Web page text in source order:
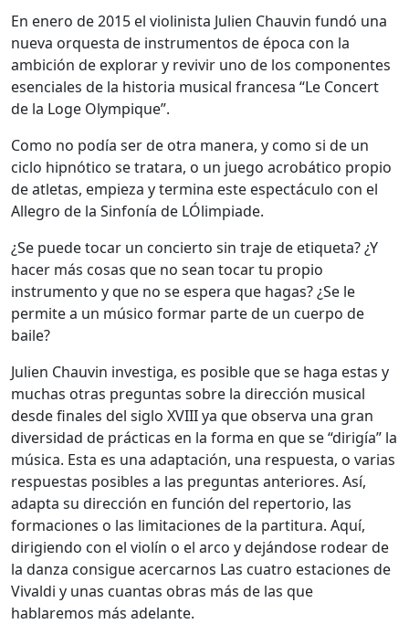
En enero de 2015 el violinista Julien Chauvin fundó una
nueva orquesta de instrumentos de época con la
ambición de explorar y revivir uno de los componentes
esenciales de la historia musical francesa “Le Concert
de la Loge Olympique”.
Como no podía ser de otra manera, y como si de un
ciclo hipnótico se tratara, o un juego acrobático propio
de atletas, empieza y termina este espectáculo con el
Allegro de la Sinfonía de LÓlimpiade.
¿Se puede tocar un concierto sin traje de etiqueta? ¿Y
hacer más cosas que no sean tocar tu propio
instrumento y que no se espera que hagas? ¿Se le
permite a un músico formar parte de un cuerpo de
baile?
Julien Chauvin investiga, es posible que se haga estas y
muchas otras preguntas sobre la dirección musical
desde finales del siglo XVIII ya que observa una gran
diversidad de prácticas en la forma en que se “dirigía” la
música. Esta es una adaptación, una respuesta, o varias
respuestas posibles a las preguntas anteriores. Así,
adapta su dirección en función del repertorio, las
formaciones o las limitaciones de la partitura. Aquí,
dirigiendo con el violín o el arco y dejándose rodear de
la danza consigue acercarnos Las cuatro estaciones de
Vivaldi y unas cuantas obras más de las que
hablaremos más adelante.